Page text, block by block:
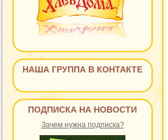
НАША ГРУППА В КОНТАКТЕ
ПОДПИСКА НА НОВОСТИ
Зачем нужна подписка?